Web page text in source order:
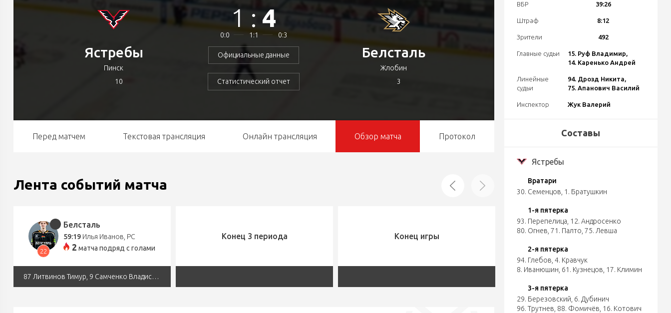
Ястребы
Пинск
10
1 :4
0:0 1:1 0:3
Официальные данные
Статистический отчет
Белсталь
Жлобин
3
Перед матчем Текстовая трансляция Онлайн трансляция Обзор матча Протокол
Лента событий матча
22
Белсталь
59:19 Илья Иванов , РС
2 матчa подряд с голами
87 Литвинов Тимур, 9 Самченко Владислав
Конец 3 периода Конец игры
ВБР 39:26
Штраф 8:12
Зрители 492
Главные судьи
15. Руф Владимир,
14. Каренько Андрей
Линейные
судьи
94. Дрозд Никита,
75. Апанович Василий
Инспектор Жук Валерий
Составы
Ястребы
Вратари
30. Семенцов 1. Братушкин
1-я пятерка
93. Перепелица 12. Андросенко
80. Огнев 71. Палто 75. Левша
2-я пятерка
94. Глебов 4. Кравчук
8. Иванюшин 61. Кузнецов 17. Климин
3-я пятерка
29. Березовский 6. Дубинич
96. Трутнев 88. Фомичёв 16. Котович